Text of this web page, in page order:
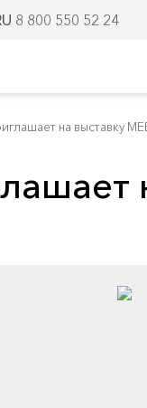
8 800 550 52 24
на выставку